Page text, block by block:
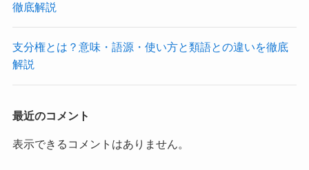
徹底解説
支分権とは？意味・語源・使い方と類語との違いを徹底
解説
最近のコメント
表示できるコメントはありません。